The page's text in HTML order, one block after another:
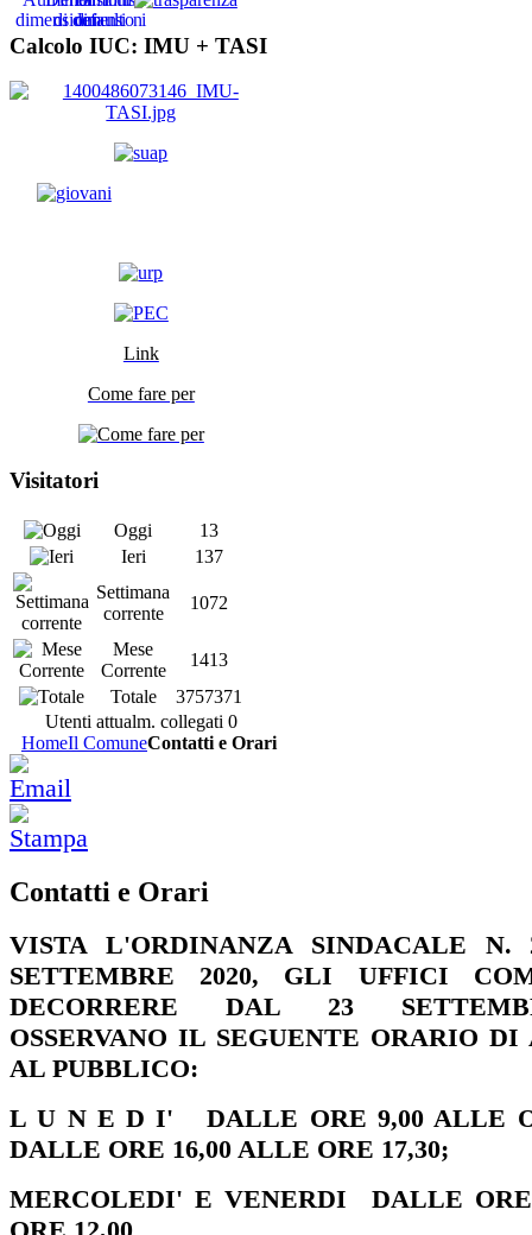
Calcolo IUC: IMU + TASI
Link
Come fare per
Visitatori
Oggi
13
Ieri
137
Settimana
corrente
1072
Mese
Corrente
1413
Totale
3757371
Utenti attualm. collegati 0
HomeIl ComuneContatti e Orari
Contatti e Orari
VISTA L'ORDINANZA SINDACALE N.
SETTEMBRE 2020, GLI UFFICI
DECORRERE DAL 23
OSSERVANO IL SEGUENTE ORARIO DI
AL PUBBLICO:
L U N E D I' DALLE ORE 9,00 ALLE
DALLE ORE 16,00 ALLE ORE 17,30;
MERCOLEDI' E VENERDI DALLE